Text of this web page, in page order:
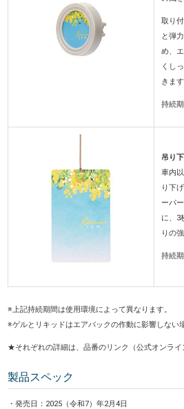
取り
と弾
め、
くし
きます
持続
吊り
車内
り下
ーパ
に、3
りの
持続
※上記持続期間は使用環境によって異なります。
※ゲルとリキッドはエアバックの作動に影響しない
★それぞれの詳細は、品番のリンク（公式オンライ
製品スペック
・発売日：2025（令和7）年2月4日